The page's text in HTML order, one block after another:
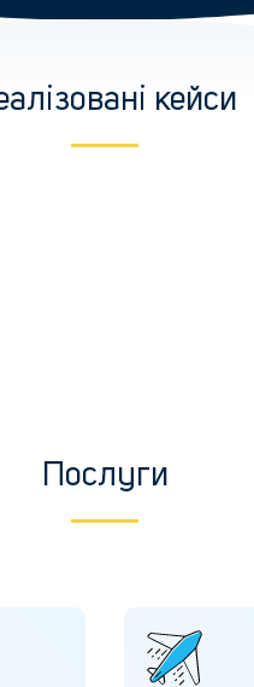
кейси
Послуги